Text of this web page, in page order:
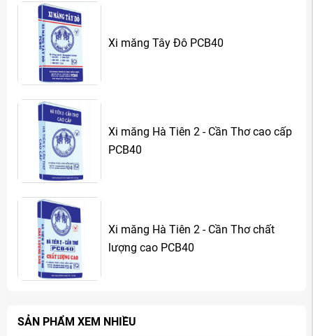
Xi măng Tây Đô PCB40
Xi măng Hà Tiên 2 - Cần Thơ cao cấp
PCB40
Xi măng Hà Tiên 2 - Cần Thơ chất
lượng cao PCB40
SẢN PHẨM XEM NHIỀU